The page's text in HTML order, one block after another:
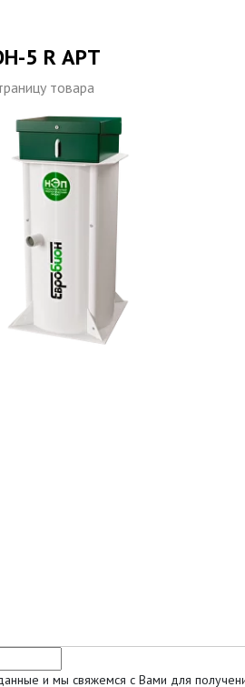
5 R АРТ
товара
и мы свяжемся с Вами для